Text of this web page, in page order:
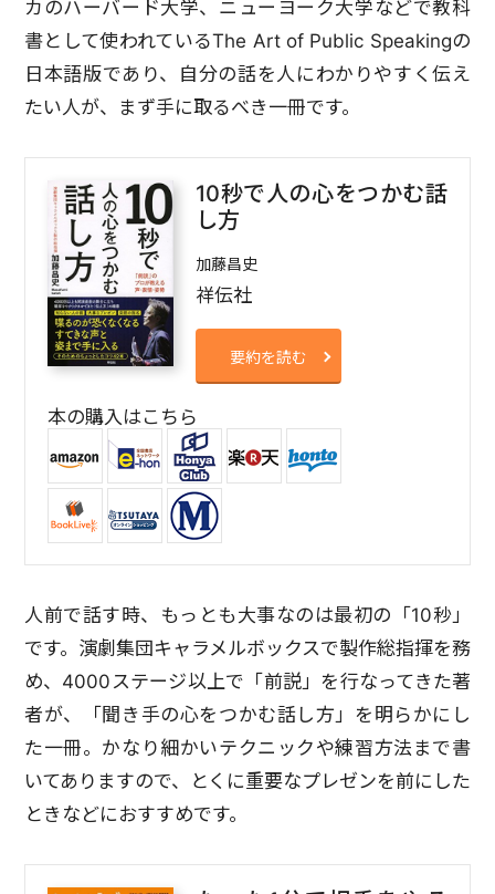
カのハーバード大学、ニューヨーク大学などで教科
書として使われているThe Art of Public Speakingの
日本語版であり、自分の話を人にわかりやすく伝え
たい人が、まず手に取るべき一冊です。
10秒で人の心をつかむ話
し方
加藤昌史
祥伝社
要約を読む
本の購入はこちら
人前で話す時、もっとも大事なのは最初の「10秒」
です。演劇集団キャラメルボックスで製作総指揮を務
め、4000ステージ以上で「前説」を行なってきた著
者が、「聞き手の心をつかむ話し方」を明らかにし
た一冊。かなり細かいテクニックや練習方法まで書
いてありますので、とくに重要なプレゼンを前にした
ときなどにおすすめです。